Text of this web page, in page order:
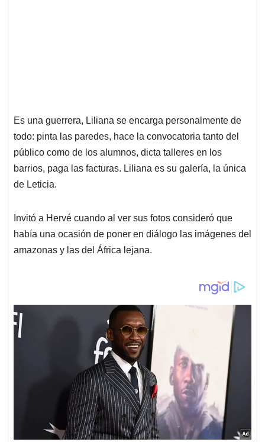
Es una guerrera, Liliana se encarga personalmente de
todo: pinta las paredes, hace la convocatoria tanto del
público como de los alumnos, dicta talleres en los
barrios, paga las facturas. Liliana es su galería, la única
de Leticia.
Invitó a Hervé cuando al ver sus fotos consideró que
había una ocasión de poner en diálogo las imágenes del
amazonas y las del África lejana.